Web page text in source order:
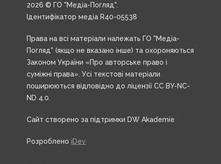
2026 © ГО "Медіа-Погляд".
Ідентифікатор медіа R40-05538
Права на всі матеріали належать ГО "Медіа-
Погляд" (якщо не вказано інше) та охороняються
Законом України «Про авторське право і
суміжні права». Усі текстові матеріали
поширюються відповідно до ліцензії CC BY-NC-
ND 4.0.
Сайт створено за підтримки DW Akademie
Розроблено iDev